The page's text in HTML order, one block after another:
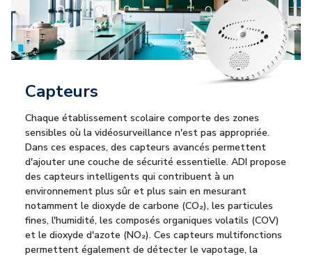
Capteurs
Chaque établissement scolaire comporte des zones
sensibles où la vidéosurveillance n'est pas appropriée.
Dans ces espaces, des capteurs avancés permettent
d'ajouter une couche de sécurité essentielle. ADI propose
des capteurs intelligents qui contribuent à un
environnement plus sûr et plus sain en mesurant
notamment le dioxyde de carbone (CO₂), les particules
fines, l'humidité, les composés organiques volatils (COV)
et le dioxyde d'azote (NO₂). Ces capteurs multifonctions
permettent également de détecter le vapotage, la